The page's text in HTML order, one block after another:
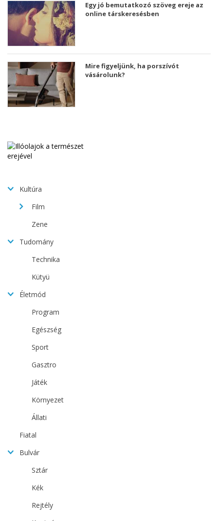
Egy jó bemutatkozó szöveg ereje az
online társkeresésben
Mire figyeljünk, ha porszívót
vásárolunk?
Kultúra
Film
Zene
Tudomány
Technika
Kütyü
Életmód
Program
Egészség
Sport
Gasztro
Játék
Környezet
Állati
Fiatal
Bulvár
Sztár
Kék
Rejtély